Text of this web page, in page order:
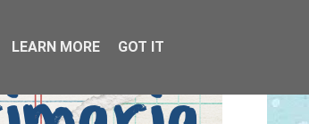
LEARN MORE GOT IT